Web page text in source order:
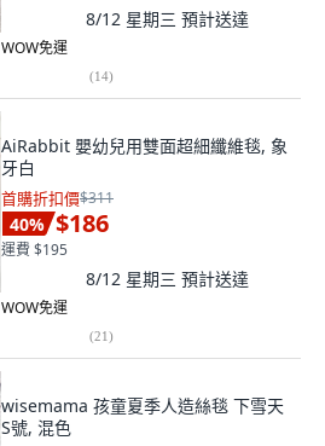
8/12 星期三 預計送達
WOW免運
(14)
AiRabbit 嬰幼兒用雙面超細纖維毯, 象
牙白
首購折扣價$311
40% $186
運費 $195
8/12 星期三 預計送達
WOW免運
(21)
wisemama 孩童夏季人造絲毯 下雪天
S號, 混色